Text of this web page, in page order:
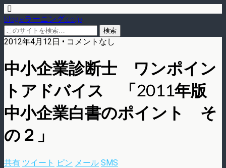
blog.eラーニング.co.jp
2012年4月12日 • コメントなし
中小企業診断士 ワンポイン
トアドバイス 「2011年版
中小企業白書のポイント そ
の２」
共有 ツイート ピン メール SMS